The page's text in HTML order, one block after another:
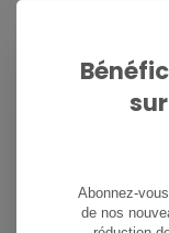
Service à la
Abonnez-
de nos